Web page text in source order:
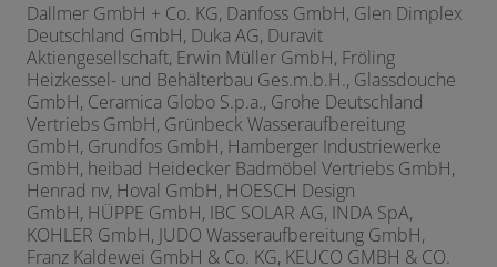
Dallmer GmbH + Co. KG, Danfoss GmbH, Glen Dimplex
Deutschland GmbH, Duka AG, Duravit
Aktiengesellschaft, Erwin Müller GmbH, Fröling
Heizkessel- und Behälterbau Ges.m.b.H., Glassdouche
GmbH, Ceramica Globo S.p.a., Grohe Deutschland
Vertriebs GmbH, Grünbeck Wasseraufbereitung
GmbH, Grundfos GmbH, Hamberger Industriewerke
GmbH, heibad Heidecker Badmöbel Vertriebs GmbH,
Henrad nv, Hoval GmbH, HOESCH Design
GmbH, HÜPPE GmbH, IBC SOLAR AG, INDA SpA,
KOHLER GmbH, JUDO Wasseraufbereitung GmbH,
Franz Kaldewei GmbH & Co. KG, KEUCO GMBH & CO.